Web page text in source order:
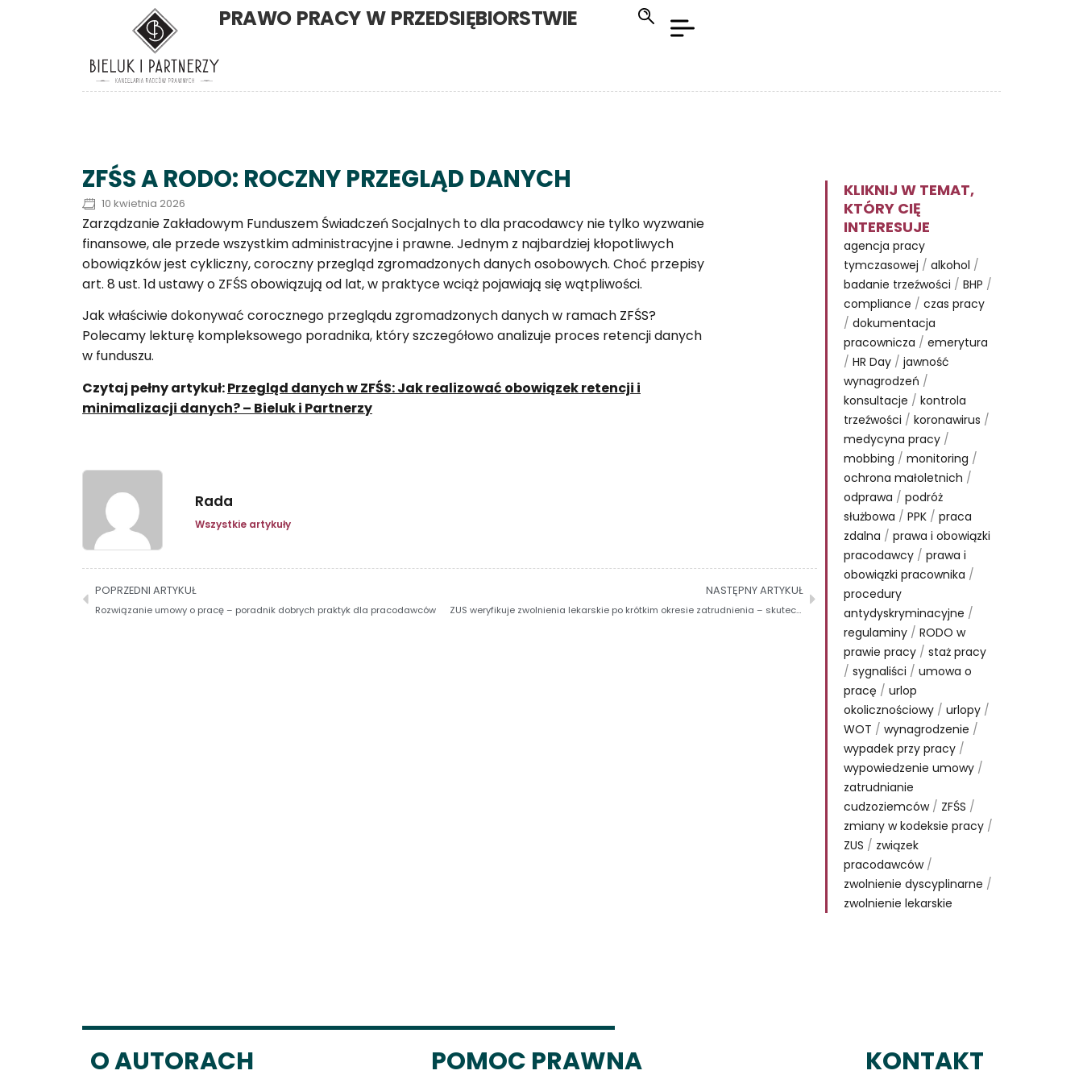
PRAWO PRACY W PRZEDSIĘBIORSTWIE
ZFŚS A RODO: ROCZNY PRZEGLĄD DANYCH
10 kwietnia 2026
Zarządzanie Zakładowym Funduszem Świadczeń Socjalnych to dla pracodawcy nie tylko wyzwanie
finansowe, ale przede wszystkim administracyjne i prawne. Jednym z najbardziej kłopotliwych
obowiązków jest cykliczny, coroczny przegląd zgromadzonych danych osobowych. Choć przepisy
art. 8 ust. 1d ustawy o ZFŚS obowiązują od lat, w praktyce wciąż pojawiają się wątpliwości.
Jak właściwie dokonywać corocznego przeglądu zgromadzonych danych w ramach ZFŚS?
Polecamy lekturę kompleksowego poradnika, który szczegółowo analizuje proces retencji danych
w funduszu.
Czytaj pełny artykuł:Przegląd danych w ZFŚS: Jak realizować obowiązek retencji i
minimalizacji danych? – Bieluk i Partnerzy
Rada
Wszystkie artykuły
POPRZEDNI ARTYKUŁ
Rozwiązanie umowy o pracę – poradnik dobrych praktyk dla pracodawców
NASTĘPNY ARTYKUŁ
ZUS weryfikuje zwolnienia lekarskie po krótkim okresie zatrudnienia – skuteczna obrona pracodawcy
KLIKNIJ W TEMAT,
KTÓRY CIĘ
INTERESUJE
agencja pracy
tymczasowej / alkohol /
badanie trzeźwości / BHP /
compliance / czas pracy
/ dokumentacja
pracownicza / emerytura
/ HR Day / jawność
wynagrodzeń /
konsultacje / kontrola
trzeźwości / koronawirus /
medycyna pracy /
mobbing / monitoring /
ochrona małoletnich /
odprawa / podróż
służbowa / PPK / praca
zdalna / prawa i obowiązki
pracodawcy / prawa i
obowiązki pracownika /
procedury
antydyskryminacyjne /
regulaminy / RODO w
prawie pracy / staż pracy
/ sygnaliści / umowa o
pracę / urlop
okolicznościowy / urlopy /
WOT / wynagrodzenie /
wypadek przy pracy /
wypowiedzenie umowy /
zatrudnianie
cudzoziemców/ ZFŚS /
zmiany w kodeksie pracy /
ZUS / związek
pracodawców/
zwolnienie dyscyplinarne /
zwolnienie lekarskie
O AUTORACH POMOC PRAWNA KONTAKT